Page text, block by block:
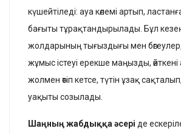
күшейтіледі: ауа көлемі артып,
бағыты тұрақтандырылады. Бұл
жолдарының тығыздығы мен
жұмыс істеуі ерекше маңызды,
жолмен өтіп кетсе, түтін ұзақ
уақыты созылады.
Шаңның жабдыққа әсері де